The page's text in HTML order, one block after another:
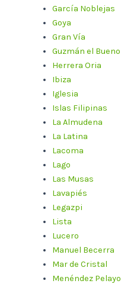
García Noblejas
Goya
Gran Vía
Guzmán el Bueno
Herrera Oria
Ibiza
Iglesia
Islas Filipinas
La Almudena
La Latina
Lacoma
Lago
Las Musas
Lavapiés
Legazpi
Lista
Lucero
Manuel Becerra
Mar de Cristal
Menéndez Pelayo